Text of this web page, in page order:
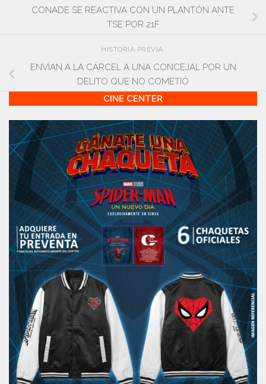
CONADE SE REACTIVA CON UN PLANTÓN ANTE
TSE POR 21F
HISTORIA PREVIA
ENVÍAN A LA CÁRCEL A UNA CONCEJAL POR UN
DELITO QUE NO COMETIÓ
CINE CENTER